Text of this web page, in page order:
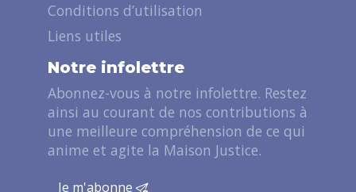
Conditions d’utilisation
Liens utiles
Notre infolettre
Abonnez-vous à notre infolettre. Restez
ainsi au courant de nos contributions à
une meilleure compréhension de ce qui
anime et agite la Maison Justice.
Je m'abonne